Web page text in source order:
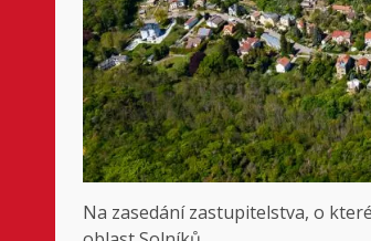
Na zasedání zastupitelstva, o